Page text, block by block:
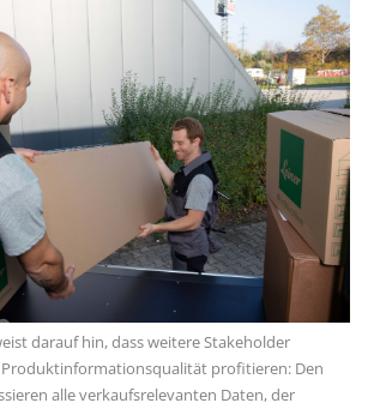
darauf hin, dass weitere Stakeholder
profitieren: Den
alle verkaufsrelevanten Daten, der